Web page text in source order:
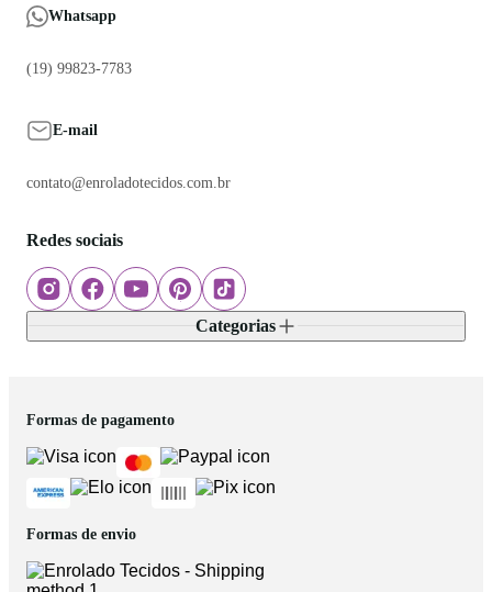
Whatsapp
(19) 99823-7783
E-mail
contato@enroladotecidos.com.br
Redes sociais
Categorias
Formas de pagamento
Formas de envio